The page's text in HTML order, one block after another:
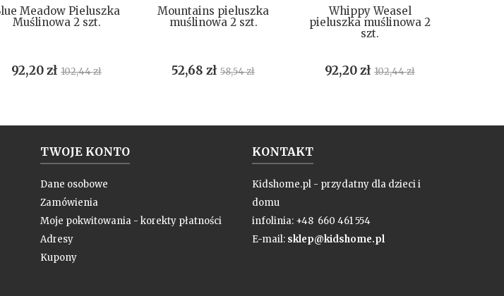
Meadow Pieluszka
Muślinowa 2 szt.
Cena
92,20 zł Cena
102,44 zł
Mountains pieluszka
muślinowa 2 szt.
Cena
52,68 zł Cena
58,54 zł
Whippy Weasel
pieluszka muślinowa 2
szt.
Cena
92,20 zł Cena
102,44 zł
TWOJE KONTO
Dane osobowe
Zamówienia
Moje pokwitowania - korekty płatności
Adresy
Kupony
KONTAKT
Kidshome.pl - przydatny dla dzieci i
domu
infolinia: +48 660 461 554
E-mail: sklep@kidshome.pl